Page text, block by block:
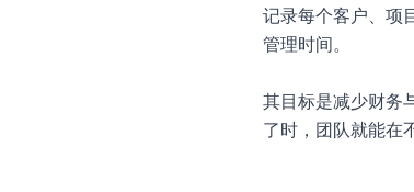
记录每个客户、项
管理时间。
其目标是减少财务
了时，团队就能在